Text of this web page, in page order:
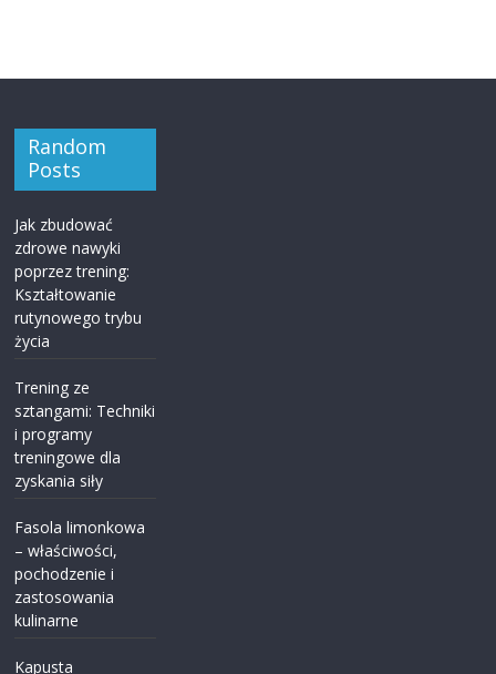
Random
Posts
Jak zbudować
zdrowe nawyki
poprzez trening:
Kształtowanie
rutynowego trybu
życia
Trening ze
sztangami: Techniki
i programy
treningowe dla
zyskania siły
Fasola limonkowa
– właściwości,
pochodzenie i
zastosowania
kulinarne
Kapusta